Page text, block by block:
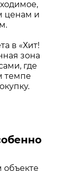
от
овощи и
каждый
ценам и